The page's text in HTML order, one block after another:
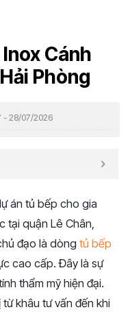
Cánh
Phòng
- 28/07/2026
án tủ bếp cho gia
tại quận Lê Chân,
đạo là dòng tủ bếp
cao cấp. Đây là sự
thẩm mỹ hiện đại.
khâu tư vấn đến khi